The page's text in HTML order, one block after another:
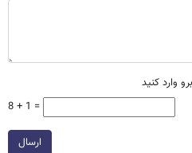
وارد کنید
8 + 1 =
ارسال